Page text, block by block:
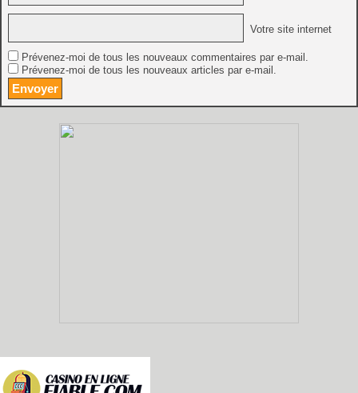
Votre site internet
Prévenez-moi de tous les nouveaux commentaires par e-mail.
Prévenez-moi de tous les nouveaux articles par e-mail.